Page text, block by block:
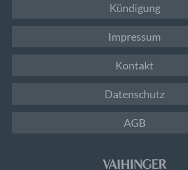
Kündigung
Impressum
Kontakt
Datenschutz
AGB